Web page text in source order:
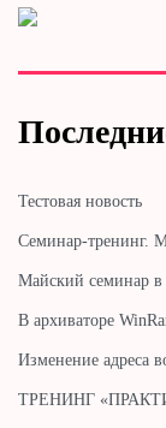
Тестовая новость
Cеминар-тренинг.
Майский семинар в
В архиваторе
Изменение адреса
ТРЕНИНГ